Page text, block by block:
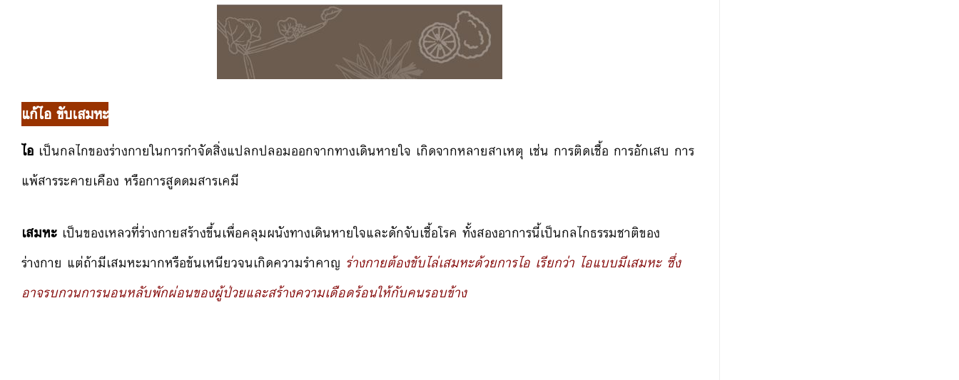
แก้ไอ ขับเสมหะ
ไอ เป็นกลไกของร่างกายในการกำจัดสิ่งแปลกปลอมออกจากทางเดินหายใจ เกิดจากหลายสาเหตุ เช่น การติดเชื้อ การอักเสบ การ
แพ้สารระคายเคือง หรือการสูดดมสารเคมี
เสมหะ เป็นของเหลวที่ร่างกายสร้างขึ้นเพื่อคลุมผนังทางเดินหายใจและดักจับเชื้อโรค ทั้งสองอาการนี้เป็นกลไกธรรมชาติของ
ร่างกาย แต่ถ้ามีเสมหะมากหรือข้นเหนียวจนเกิดความรำคาญ ร่างกายต้องขับไล่เสมหะด้วยการไอ เรียกว่า ไอแบบมีเสมหะ ซึ่ง
อาจรบกวนการนอนหลับพักผ่อนของผู้ป่วยและสร้างความเดือดร้อนให้กับคนรอบข้าง